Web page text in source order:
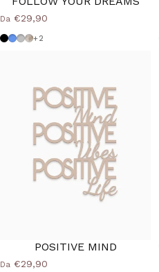
Da €29,90
Nero
Azzurro Polvere
Grigio Medio
Shabby
+2
POSITIVE MIND
Da €29,90